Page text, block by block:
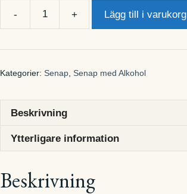
Berg
fruktig
fyllig
mängd
Lägg till i varukorg
Kategorier: Senap, Senap med Alkohol
Beskrivning
Ytterligare information
Beskrivning